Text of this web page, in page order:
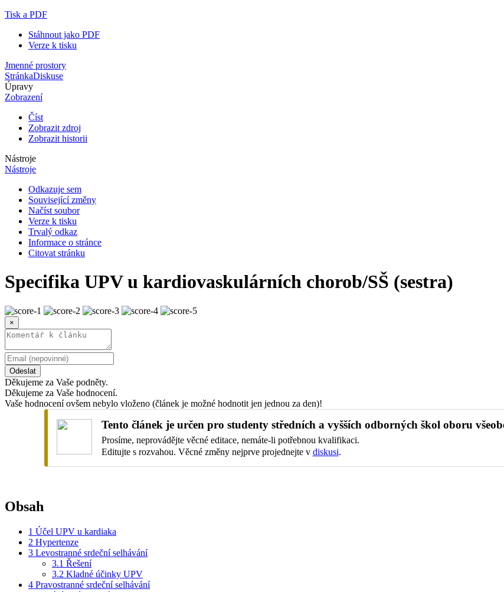
Tisk a PDF
Stáhnout jako PDF
Verze k tisku
Jmenné prostory
StránkaDiskuse
Úpravy
Zobrazení
Číst
Zobrazit zdroj
Zobrazit historii
Nástroje
Nástroje
Odkazuje sem
Související změny
Načíst soubor
Verze k tisku
Trvalý odkaz
Informace o stránce
Citovat stránku
Specifika UPV u kardiovaskulárních chorob/SŠ (sestra)
×
Odeslat
Děkujeme za Vaše podněty.
Děkujeme za Vaše hodnocení.
Vaše hodnocení ovšem nebylo vloženo (článek je možné hodnotit jen jednou za den)!
Tento článek je určen pro studenty středních a vyšších odborných škol oboru
Prosíme, neprovádějte věcné editace, nemáte-li potřebnou kvalifikaci.
Editujte s rozvahou. Věcné změny nejprve projednejte v diskusi.
Obsah
1 Účel UPV u kardiaka
2 Hypertenze
3 Levostranné srdeční selhávání
3.1 Řešení
3.2 Kladné účinky UPV
4 Pravostranné srdeční selhávání